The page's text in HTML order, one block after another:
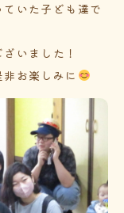
いた子ども達で
いました！
お楽しみに